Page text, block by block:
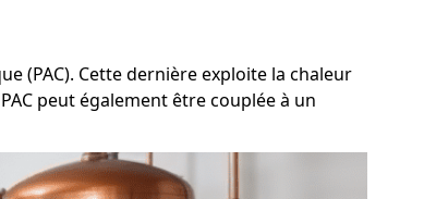
(PAC). Cette dernière exploite la chaleur
peut également être couplée à un